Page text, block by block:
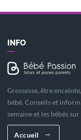
INFO
Grossesse, être
bébé. Conseils et
semaine et les bébés
Accueil